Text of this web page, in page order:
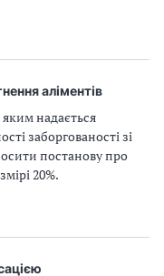
аліментів
надається
заборгованості зі
постанову про
20%.